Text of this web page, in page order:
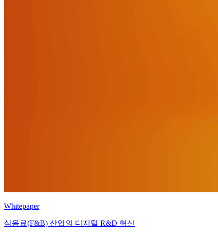
Whitepaper
식음료(F&B) 산업의 디지털 R&D 혁신